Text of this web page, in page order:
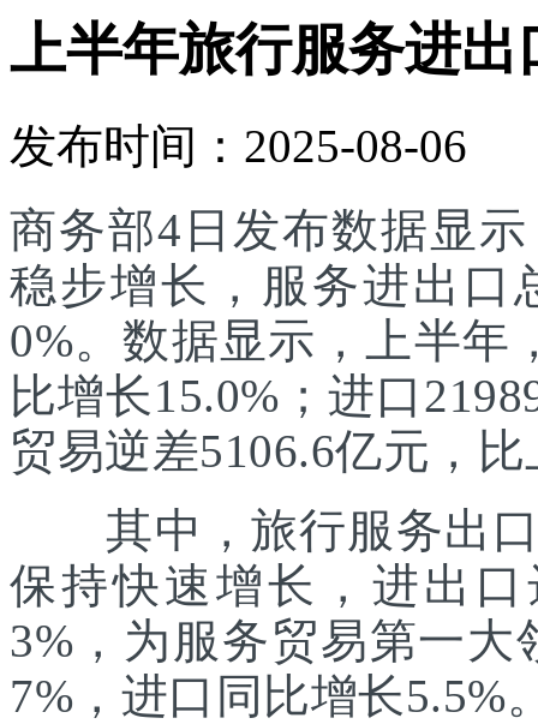
上半年旅行服务进出
发布时间：2025-08-06
商务部4日发布数据显
稳步增长，服务进出口
0%。数据显示，上半年
比增长15.0%；进口
贸易逆差5106.6亿元，
其中，旅行服务出口
保持快速增长，进出口
3%，为服务贸易第一
7%，进口同比增长5.5%